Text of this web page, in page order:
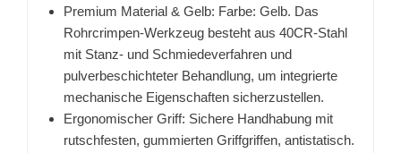
Premium Material & Gelb: Farbe: Gelb. Das
Rohrcrimpen-Werkzeug besteht aus 40CR-Stahl
mit Stanz- und Schmiedeverfahren und
pulverbeschichteter Behandlung, um integrierte
mechanische Eigenschaften sicherzustellen.
Ergonomischer Griff: Sichere Handhabung mit
rutschfesten, gummierten Griffgriffen, antistatisch.